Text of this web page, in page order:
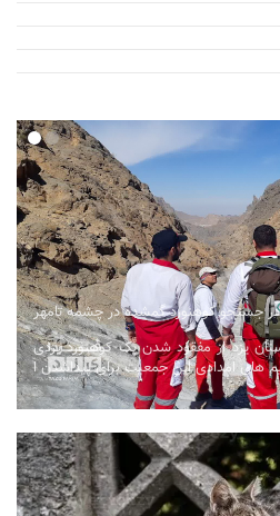
جستجو کوهنورد گمشده در چشمه تامهر
یزد از مفقود شدن یک کوهنورد یزدی
های امدادی این جمعیت برای پیداشدن ا